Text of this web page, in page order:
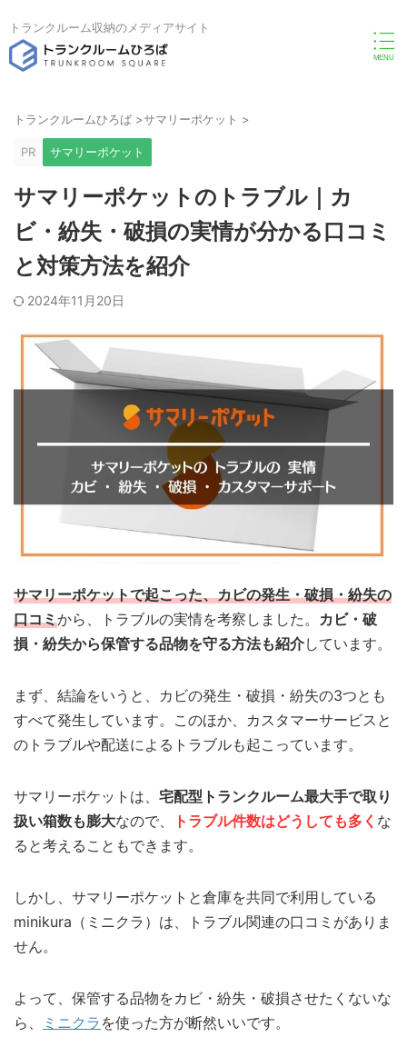
トランクルーム収納のメディアサイト
トランクルームひろば >サマリーポケット >
PR サマリーポケット
サマリーポケットのトラブル｜カ
ビ・紛失・破損の実情が分かる口コミ
と対策方法を紹介
2024年11月20日
サマリーポケットで起こった、カビの発生・破損・紛失の
口コミから、トラブルの実情を考察しました。 カビ・破
損・紛失から保管する品物を守る方法も紹介しています。
まず、結論をいうと、カビの発生・破損・紛失の3つとも
すべて発生しています。このほか、カスタマーサービスと
のトラブルや配送によるトラブルも起こっています。
サマリーポケットは、 宅配型トランクルーム最大手で取り
扱い箱数も膨大なので、 トラブル件数はどうしても多く な
ると考えることもできます。
しかし、サマリーポケットと倉庫を共同で利用している
minikura（ミニクラ）は、トラブル関連の口コミがありま
せん。
よって、保管する品物をカビ・紛失・破損させたくないな
ら、
ミニクラ を使った方が断然いいです。